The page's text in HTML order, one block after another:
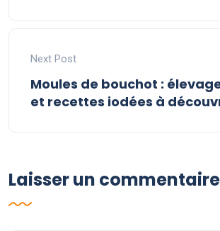
Next Post
Moules de bouchot :
et recettes iodées à
Laisser un commentaire